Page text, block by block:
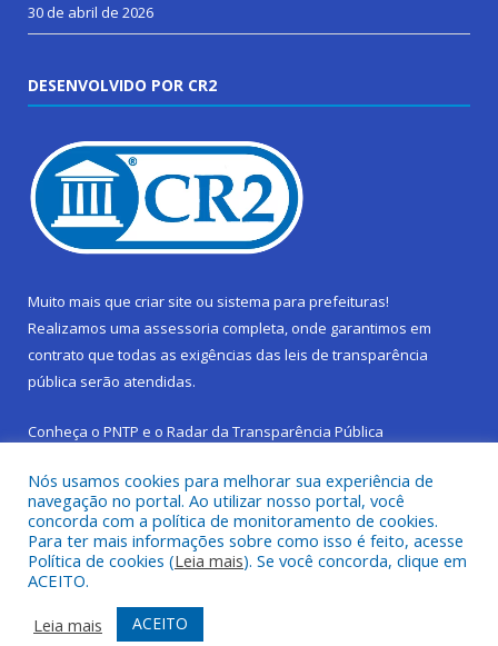
30 de abril de 2026
DESENVOLVIDO POR CR2
Muito mais que criar site ou sistema para prefeituras!
Realizamos uma assessoria completa, onde garantimos em
contrato que todas as exigências das leis de transparência
pública serão atendidas.
Conheça o PNTP e o Radar da Transparência Pública
Todos os direitos reservados a Prefeitura Municipal de São
Sebastião da Boa Vista.
Frequência Online
Mapa do Site
Nós usamos cookies para melhorar sua experiência de
navegação no portal. Ao utilizar nosso portal, você
concorda com a política de monitoramento de cookies.
Para ter mais informações sobre como isso é feito, acesse
Política de cookies (Leia mais). Se você concorda, clique em
ACEITO.
Leia mais
ACEITO